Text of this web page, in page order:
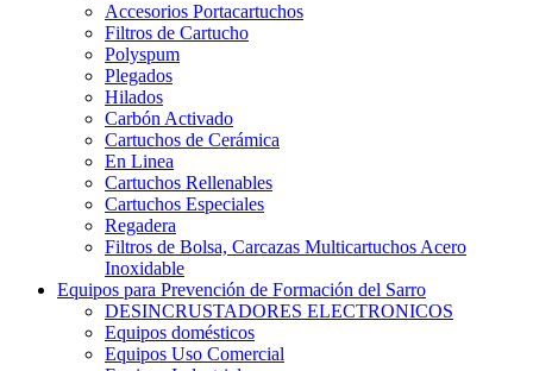
Accesorios Portacartuchos
Filtros de Cartucho
Polyspum
Plegados
Hilados
Carbón Activado
Cartuchos de Cerámica
En Linea
Cartuchos Rellenables
Cartuchos Especiales
Regadera
Filtros de Bolsa, Carcazas Multicartuchos Acero
Inoxidable
Equipos para Prevención de Formación del Sarro
DESINCRUSTADORES ELECTRONICOS
Equipos domésticos
Equipos Uso Comercial